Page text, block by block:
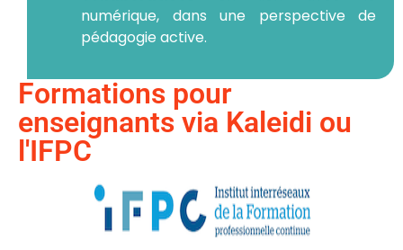
numérique, dans une perspective de
pédagogie active.
Formations pour
enseignants via Kaleidi ou
l'IFPC